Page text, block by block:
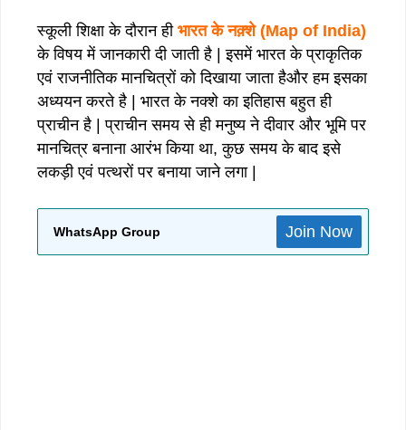
स्कूली शिक्षा के दौरान ही भारत के नक़्शे (Map of India)
के विषय में जानकारी दी जाती है | इसमें भारत के प्राकृतिक
एवं राजनीतिक मानचित्रों को दिखाया जाता हैऔर हम इसका
अध्ययन करते है | भारत के नक्शे का इतिहास बहुत ही
प्राचीन है | प्राचीन समय से ही मनुष्य ने दीवार और भूमि पर
मानचित्र बनाना आरंभ किया था, कुछ समय के बाद इसे
लकड़ी एवं पत्थरों पर बनाया जाने लगा |
WhatsApp Group Join Now